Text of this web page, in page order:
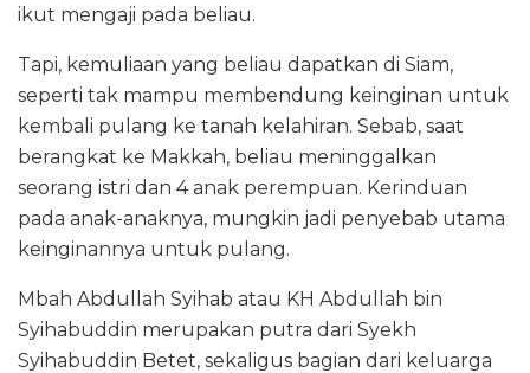
ikut mengaji pada beliau.
Tapi, kemuliaan yang beliau dapatkan di Siam,
seperti tak mampu membendung keinginan untuk
kembali pulang ke tanah kelahiran. Sebab, saat
berangkat ke Makkah, beliau meninggalkan
seorang istri dan 4 anak perempuan. Kerinduan
pada anak-anaknya, mungkin jadi penyebab utama
keinginannya untuk pulang.
Mbah Abdullah Syihab atau KH Abdullah bin
Syihabuddin merupakan putra dari Syekh
Syihabuddin Betet, sekaligus bagian dari keluarga